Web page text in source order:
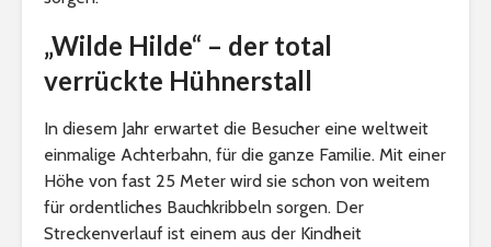
„Wilde Hilde“ – der total
verrückte Hühnerstall
In diesem Jahr erwartet die Besucher eine weltweit
einmalige Achterbahn, für die ganze Familie. Mit einer
Höhe von fast 25 Meter wird sie schon von weitem
für ordentliches Bauchkribbeln sorgen. Der
Streckenverlauf ist einem aus der Kindheit